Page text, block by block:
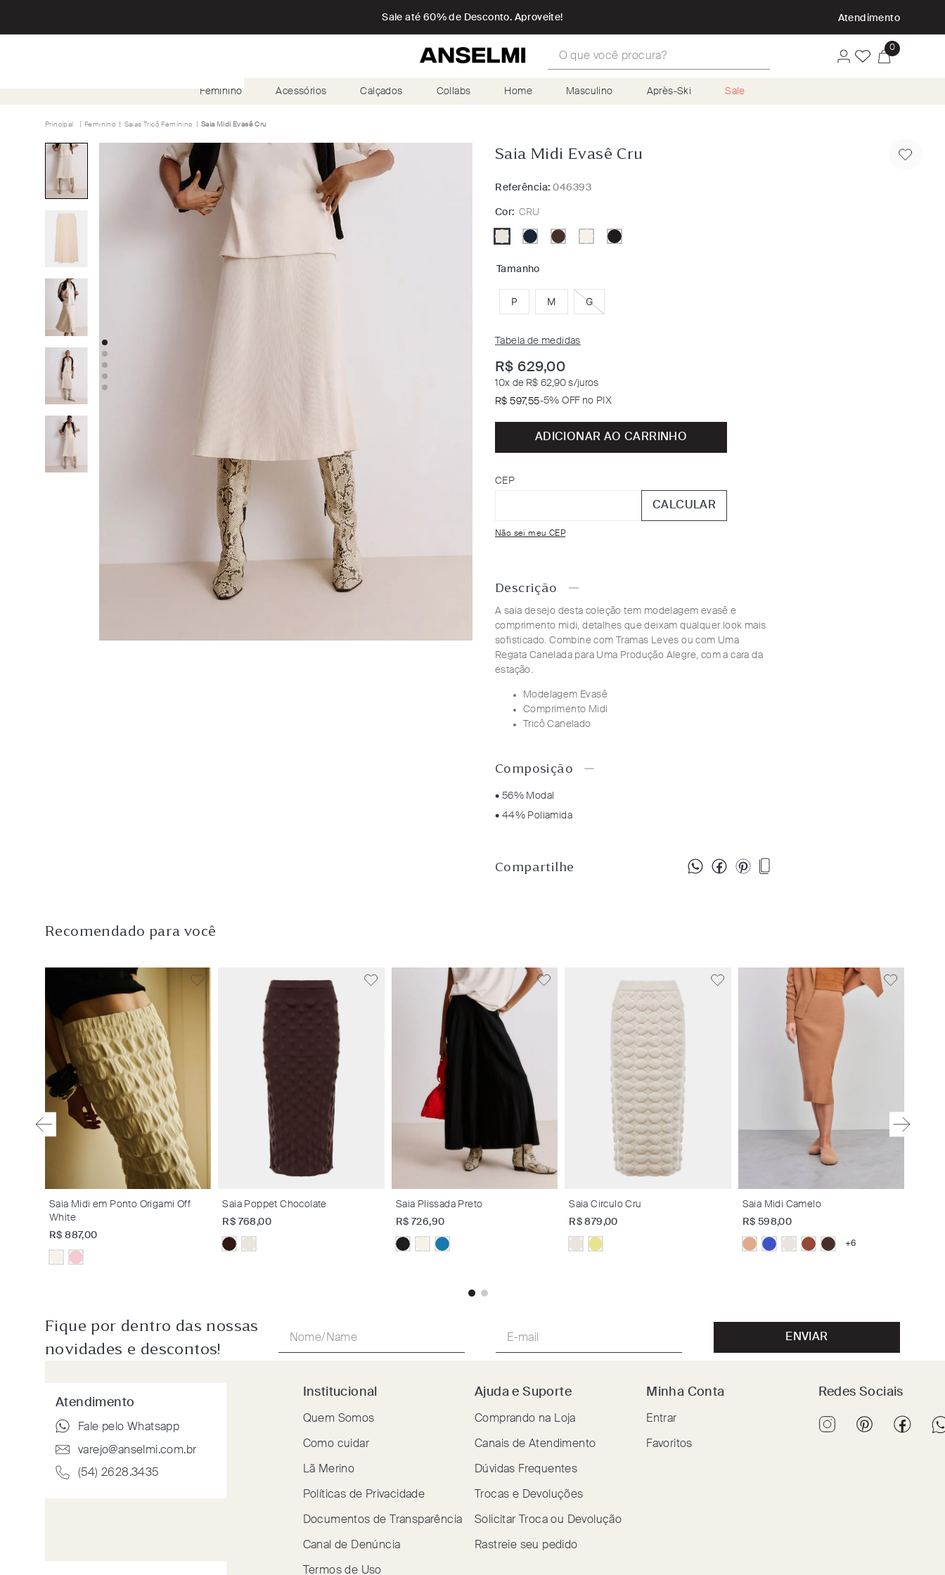
Sale até 60% de Desconto. Aproveite! Atendimento
0
Feminino Acessórios Calçados Collabs Home Masculino Après-Ski Sale
Feminino Saias Tricô Feminino Saia Midi Evasê Cru
Saia Midi Evasê Cru
Referência: 046393
Cor: CRU
Tamanho
P M G
Tabela de medidas
R$ 629,00
10x de R$ 62,90 s/juros
R$ 597,55-5% OFF no PIX
ADICIONAR AO CARRINHO
CEP
Não sei meu CEP
CALCULAR
Descrição
A saia desejo desta coleção tem modelagem evasê e
comprimento midi, detalhes que deixam qualquer look mais
sofisticado. Combine com Tramas Leves ou com Uma
Regata Canelada para Uma Produção Alegre, com a cara da
estação.
Modelagem Evasê
Comprimento Midi
Tricô Canelado
Composição
• 56% Modal
• 44% Poliamida
Compartilhe
Recomendado para você
Saia Midi em Ponto Origami Off
White
R$ 887,00
Saia Poppet Chocolate
R$ 768,00
Saia Plissada Preto
R$ 726,90
Saia Circulo Cru
R$ 879,00
Saia Midi Camelo
R$ 598,00
+6
Fique por dentro das nossas
novidades e descontos!
ENVIAR
Atendimento
Fale pelo Whatsapp
varejo@anselmi.com.br
(54) 2628.3435
Institucional
Quem Somos
Como cuidar
Lã Merino
Políticas de Privacidade
Documentos de Transparência
Canal de Denúncia
Termos de Uso
Ajuda e Suporte
Comprando na Loja
Canais de Atendimento
Dúvidas Frequentes
Trocas e Devoluções
Solicitar Troca ou Devolução
Rastreie seu pedido
Minha Conta
Entrar
Favoritos
Redes Sociais